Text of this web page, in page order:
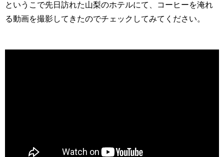
というこで先日訪れた山梨のホテルにて、コーヒーを淹れ
る動画を撮影してきたのでチェックしてみてください。